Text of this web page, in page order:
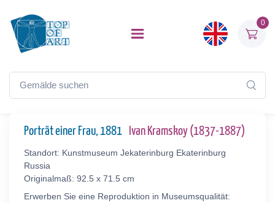
0
Porträt einer Frau, 1881 Ivan Kramskoy (1837-1887)
Standort: Kunstmuseum Jekaterinburg Ekaterinburg
Russia
Originalmaß: 92.5 x 71.5 cm
Erwerben Sie eine Reproduktion in Museumsqualität: